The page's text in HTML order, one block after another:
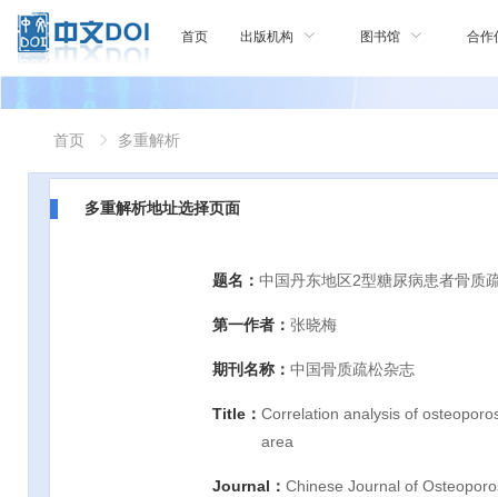
首页 出版机构 图书馆 合作
首页 多重解析
多重解析地址选择页面
题名：中国丹东地区2型糖尿病患者骨质
第一作者：张晓梅
期刊名称：中国骨质疏松杂志
Title：Correlation analysis of
area
Journal：Chinese Journal of